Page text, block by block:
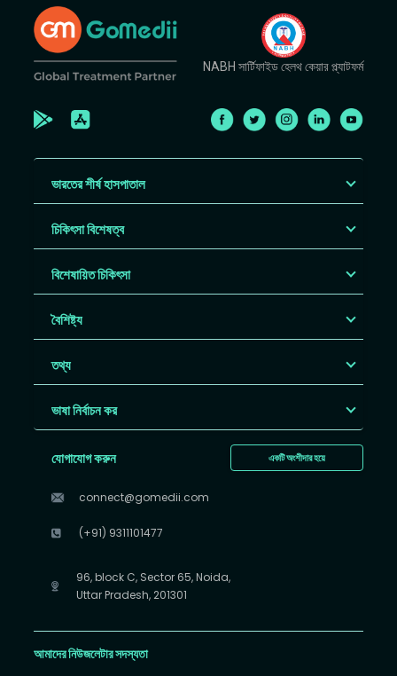
NABH সার্টিফাইড হেলথ কেয়ার প্ল্যাটফর্ম
ভারতের শীর্ষ হাসপাতাল
চিকিৎসা বিশেষত্ব
বিশেষায়িত চিকিৎসা
বৈশিষ্ট্য
তথ্য
ভাষা নির্বাচন কর
একটি অংশীদার হয়ে
যোগাযোগ করুন
connect@gomedii.com
(+91) 9311101477
96, block C, Sector 65, Noida,
Uttar Pradesh, 201301
আমাদের নিউজলেটার সদস্যতা